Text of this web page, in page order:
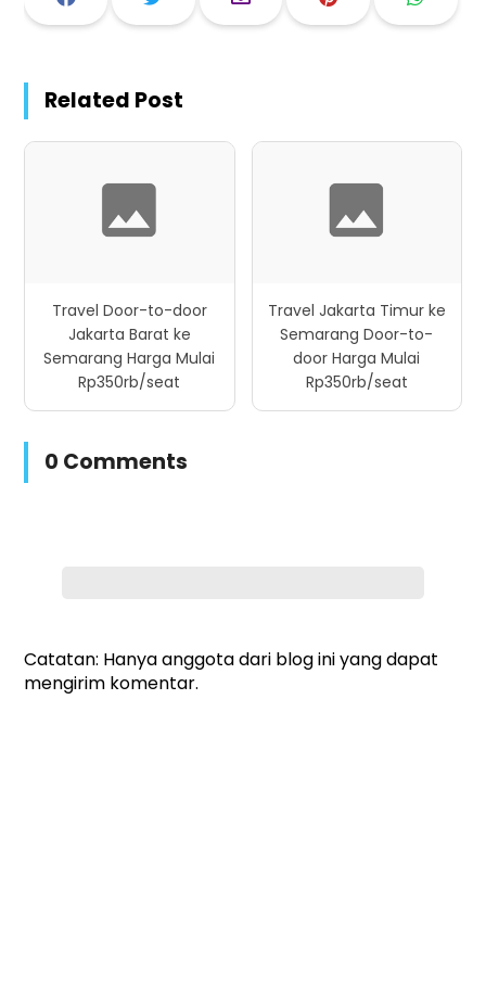
Related Post
Travel Door-to-door
Jakarta Barat ke
Semarang Harga Mulai
Rp350rb/seat
Travel Jakarta Timur ke
Semarang Door-to-
door Harga Mulai
Rp350rb/seat
0 Comments
Catatan: Hanya anggota dari blog ini yang dapat
mengirim komentar.